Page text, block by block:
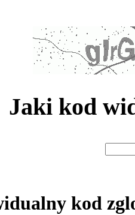
Jaki kod
kod